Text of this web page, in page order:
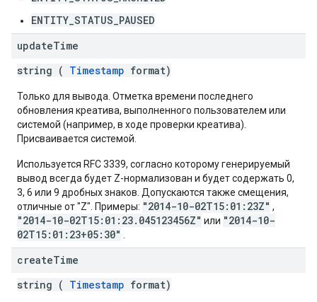
ENTITY_STATUS_PAUSED
updateTime
string ( Timestamp format)
Только для вывода. Отметка времени последнего
обновления креатива, выполненного пользователем или
системой (например, в ходе проверки креатива).
Присваивается системой.
Используется RFC 3339, согласно которому генерируемый
вывод всегда будет Z-нормализован и будет содержать 0,
3, 6 или 9 дробных знаков. Допускаются также смещения,
отличные от "Z". Примеры: "2014-10-02T15:01:23Z" ,
"2014-10-02T15:01:23.045123456Z" или "2014-10-
02T15:01:23+05:30"
createTime
string ( Timestamp format)